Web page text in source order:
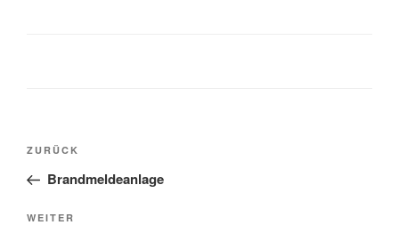
ZURÜCK
Brandmeldeanlage
WEITER